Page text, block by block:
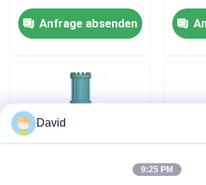
Spülschlamm-Pumpe
Spülpumpezwischenlage
5000psi
Anfrage absenden
David
9:25 PM